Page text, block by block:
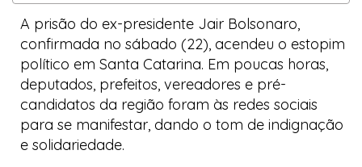
A prisão do ex-presidente Jair Bolsonaro,
confirmada no sábado (22), acendeu o estopim
político em Santa Catarina. Em poucas horas,
deputados, prefeitos, vereadores e pré-
candidatos da região foram às redes sociais
para se manifestar, dando o tom de indignação
e solidariedade.